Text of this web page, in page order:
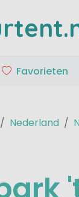
Favorieten
Nederland